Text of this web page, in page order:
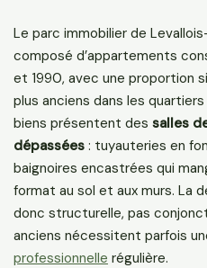
Le parc immobilier de
composé d’appartements
et 1990, avec une proportion
plus anciens dans les
biens présentent des salles
dépassées : tuyauteries en
baignoires encastrées qui
format au sol et aux murs. La
donc structurelle, pas
anciens nécessitent parfois
professionnelle régulière.